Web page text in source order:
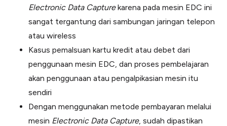
Electronic Data Capturekarena pada mesin EDC ini
sangat tergantung dari sambungan jaringan telepon
atau wireless
Kasus pemalsuan kartu kredit atau debet dari
penggunaan mesin EDC, dan proses pembelajaran
akan penggunaan atau pengalpikasian mesin itu
sendiri
Dengan menggunakan metode pembayaran melalui
mesin Electronic Data Capture, sudah dipastikan